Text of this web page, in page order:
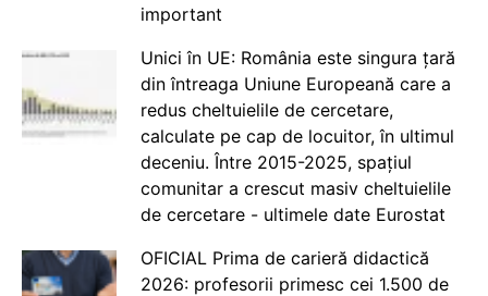
important
Unici în UE: România este singura țară
din întreaga Uniune Europeană care a
redus cheltuielile de cercetare,
calculate pe cap de locuitor, în ultimul
deceniu. Între 2015-2025, spațiul
comunitar a crescut masiv cheltuielile
de cercetare - ultimele date Eurostat
OFICIAL Prima de carieră didactică
2026: profesorii primesc cei 1.500 de